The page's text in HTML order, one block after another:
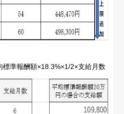
標準報酬額×18.3%×1/2×支給月数